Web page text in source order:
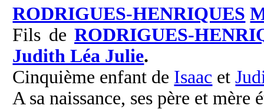
RODRIGUES-HENRIQUES
Fils deRODRIGUES-
Judith Léa Julie.
Cinquième enfant de Isaac et
A sa naissance, ses père et mère